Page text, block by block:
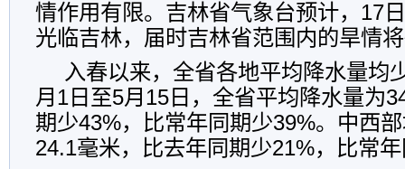
情作用有限。吉林省气象台预计，17
光临吉林，届时吉林省范围内的旱情
入春以来，全省各地平均降水量均
月1日至5月15日，全省平均降水量为
期少43%，比常年同期少39%。中西
24.1毫米，比去年同期少21%，比常